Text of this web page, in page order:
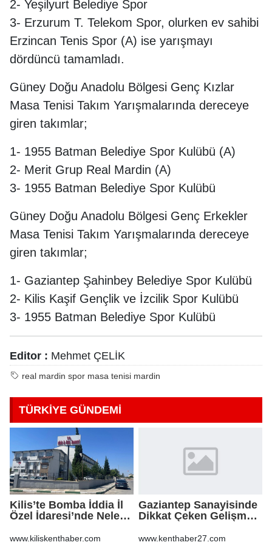
2- Yeşilyurt Belediye Spor
3- Erzurum T. Telekom Spor, olurken ev sahibi
Erzincan Tenis Spor (A) ise yarışmayı
dördüncü tamamladı.
Güney Doğu Anadolu Bölgesi Genç Kızlar
Masa Tenisi Takım Yarışmalarında dereceye
giren takımlar;
1- 1955 Batman Belediye Spor Kulübü (A)
2- Merit Grup Real Mardin (A)
3- 1955 Batman Belediye Spor Kulübü
Güney Doğu Anadolu Bölgesi Genç Erkekler
Masa Tenisi Takım Yarışmalarında dereceye
giren takımlar;
1- Gaziantep Şahinbey Belediye Spor Kulübü
2- Kilis Kaşif Gençlik ve İzcilik Spor Kulübü
3- 1955 Batman Belediye Spor Kulübü
Editor : Mehmet ÇELİK
real mardin spor masa tenisi mardin
TÜRKİYE GÜNDEMİ
Kilis’te Bomba İddia İl
Özel İdaresi’nde Neler
www.kiliskenthaber.com
Gaziantep Sanayisinde
Dikkat Çeken Gelişme,
Yeniden Yapılandırma
www.kenthaber27.com